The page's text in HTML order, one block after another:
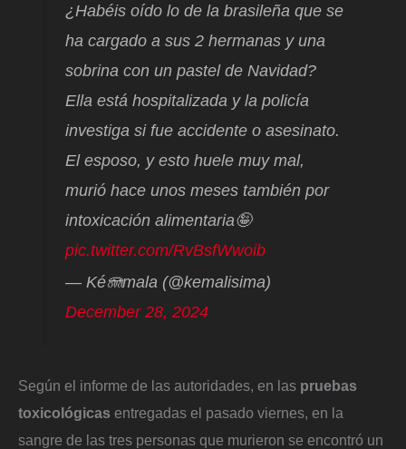
¿Habéis oído lo de la brasileña que se
ha cargado a sus 2 hermanas y una
sobrina con un pastel de Navidad?
Ella está hospitalizada y la policía
investiga si fue accidente o asesinato.
El esposo, y esto huele muy mal,
murió hace unos meses también por
intoxicación alimentaria🤪
pic.twitter.com/RvBsfWwoib
— Ké🪼mala (@kemalisima)
December 28, 2024
Según el informe de las autoridades, en las pruebas
toxicológicas entregadas el pasado viernes, en la
sangre de las tres personas que murieron se encontró un